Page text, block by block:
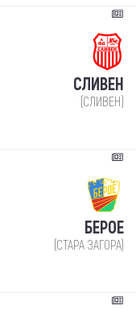
СЛИВЕН
(СЛИВЕН)
БЕРОЕ
(СТАРА ЗАГОРА)